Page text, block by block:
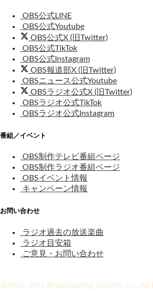
OBS公式LINE
OBS公式Youtube
OBS公式X (旧Twitter)
OBS公式TikTok
OBS公式Instagram
OBS報道部X (旧Twitter)
OBSニュース公式Youtube
OBSラジオ公式X (旧Twitter)
OBSラジオ公式TikTok
OBSラジオ公式Instagram
番組／イベント
OBS制作テレビ番組ページ
OBS制作ラジオ番組ページ
OBSイベント情報
キャンペーン情報
お問い合わせ
ラジオ過去の放送楽曲
ラジオ目安箱
ご意見・お問い合わせ
©2026 Oita Broadcasting System, Inc. All